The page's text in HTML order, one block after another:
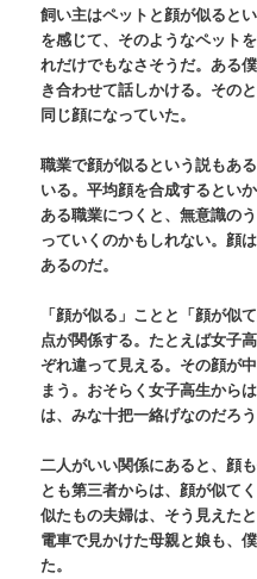
飼い主はペットと顔が似ると
を感じて、そのようなペット
れだけでもなさそうだ。ある
き合わせて話しかける。その
同じ顔になっていた。
職業で顔が似るという説もあ
いる。平均顔を合成するとい
ある職業につくと、無意識の
っていくのかもしれない。顔
あるのだ。
「顔が似る」ことと「顔が似
点が関係する。たとえば女子
ぞれ違って見える。その顔が
まう。おそらく女子高生から
は、みな十把一絡げなのだろう
二人がいい関係にあると、顔
とも第三者からは、顔が似て
似たもの夫婦は、そう見えた
電車で見かけた母親と娘も、
た。